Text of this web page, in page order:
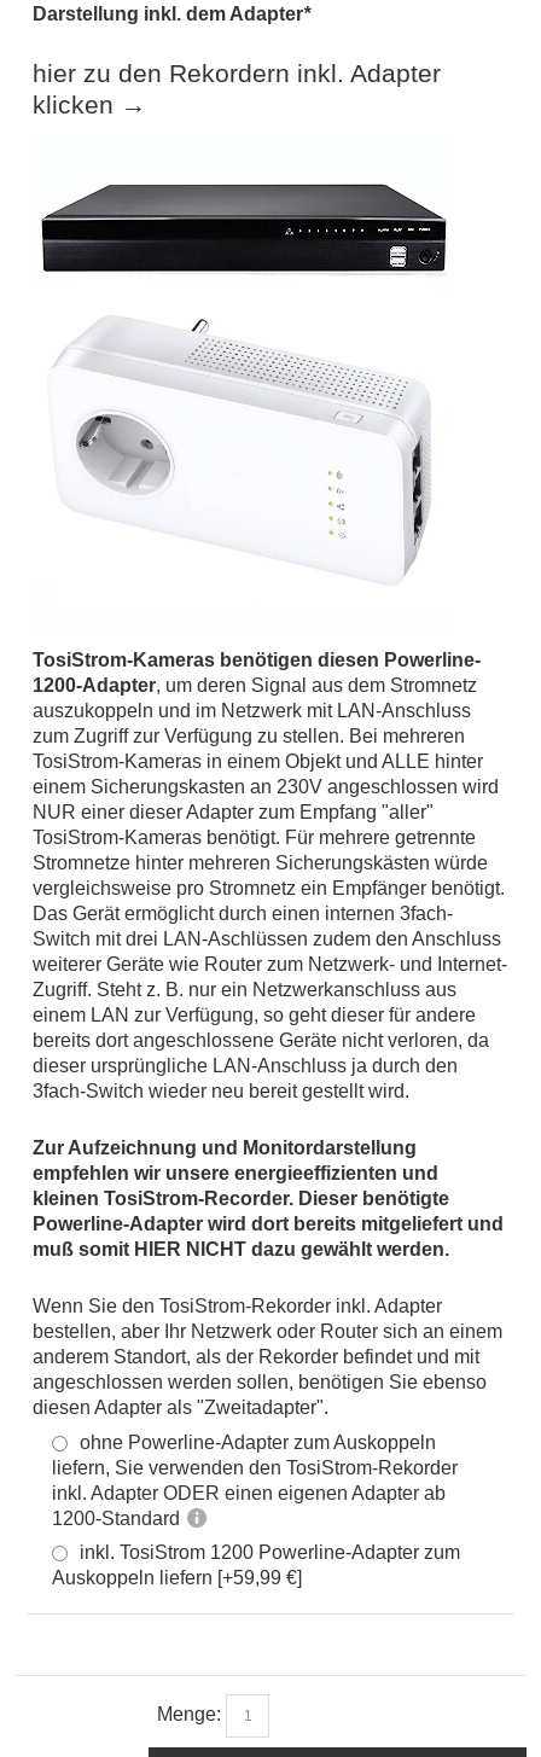
Darstellung inkl. dem Adapter*
hier zu den Rekordern inkl. Adapter
klicken →
TosiStrom-Kameras benötigen diesen Powerline-
1200-Adapter, um deren Signal aus dem Stromnetz
auszukoppeln und im Netzwerk mit LAN-Anschluss
zum Zugriff zur Verfügung zu stellen. Bei mehreren
TosiStrom-Kameras in einem Objekt und ALLE hinter
einem Sicherungskasten an 230V angeschlossen wird
NUR einer dieser Adapter zum Empfang "aller"
TosiStrom-Kameras benötigt. Für mehrere getrennte
Stromnetze hinter mehreren Sicherungskästen würde
vergleichsweise pro Stromnetz ein Empfänger benötigt.
Das Gerät ermöglicht durch einen internen 3fach-
Switch mit drei LAN-Aschlüssen zudem den Anschluss
weiterer Geräte wie Router zum Netzwerk- und Internet-
Zugriff. Steht z. B. nur ein Netzwerkanschluss aus
einem LAN zur Verfügung, so geht dieser für andere
bereits dort angeschlossene Geräte nicht verloren, da
dieser ursprüngliche LAN-Anschluss ja durch den
3fach-Switch wieder neu bereit gestellt wird.
Zur Aufzeichnung und Monitordarstellung
empfehlen wir unsere energieeffizienten und
kleinen TosiStrom-Recorder. Dieser benötigte
Powerline-Adapter wird dort bereits mitgeliefert und
muß somit HIER NICHT dazu gewählt werden.
Wenn Sie den TosiStrom-Rekorder inkl. Adapter
bestellen, aber Ihr Netzwerk oder Router sich an einem
anderem Standort, als der Rekorder befindet und mit
angeschlossen werden sollen, benötigen Sie ebenso
diesen Adapter als "Zweitadapter".
ohne Powerline-Adapter zum Auskoppeln
liefern, Sie verwenden den TosiStrom-Rekorder
inkl. Adapter ODER einen eigenen Adapter ab
1200-Standard
inkl. TosiStrom 1200 Powerline-Adapter zum
Auskoppeln liefern [+59,99 €]
Menge: